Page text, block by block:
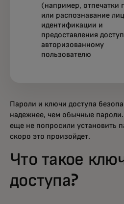
(например, отпечатки
или распознавание
идентификации и
предоставления
авторизованному
пользователю
Пароли и ключи доступа
надежнее, чем обычные
еще не попросили установить
скоро это произойдет.
Что такое
доступа?